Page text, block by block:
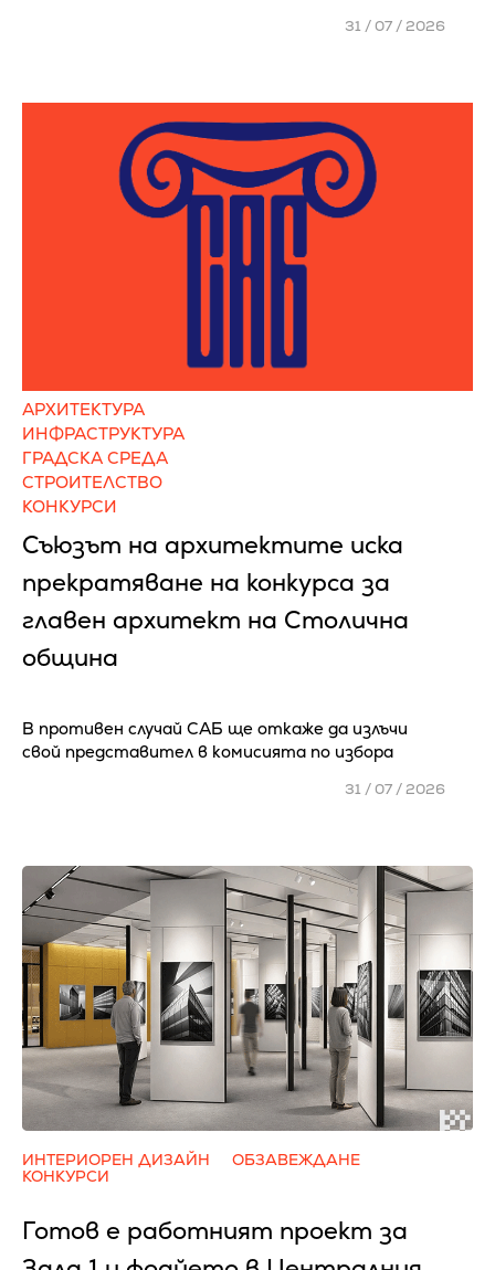
31 / 07 / 2026
АРХИТЕКТУРА
ИНФРАСТРУКТУРА
ГРАДСКА СРЕДА
СТРОИТЕЛСТВО
КОНКУРСИ
Съюзът на архитектите иска
прекратяване на конкурса за
главен архитект на Столична
община
В противен случай САБ ще откаже да излъчи
свой представител в комисията по избора
31 / 07 / 2026
ИНТЕРИОРЕН ДИЗАЙН
ОБЗАВЕЖДАНЕ
КОНКУРСИ
Готов е работният проект за